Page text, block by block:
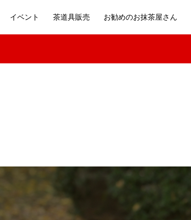
イベント 茶道具販売 お勧めのお抹茶屋さん